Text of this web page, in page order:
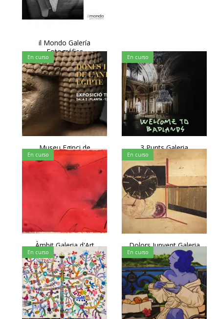
il Mondo Galería
Fotográfica
En curso
Museu Egipci de
En curso
3 Punts Galeria
En curso
Àmbit Galeria d'Art
En curso
Dolors Junyent Galeria
d'Art
En curso En curso